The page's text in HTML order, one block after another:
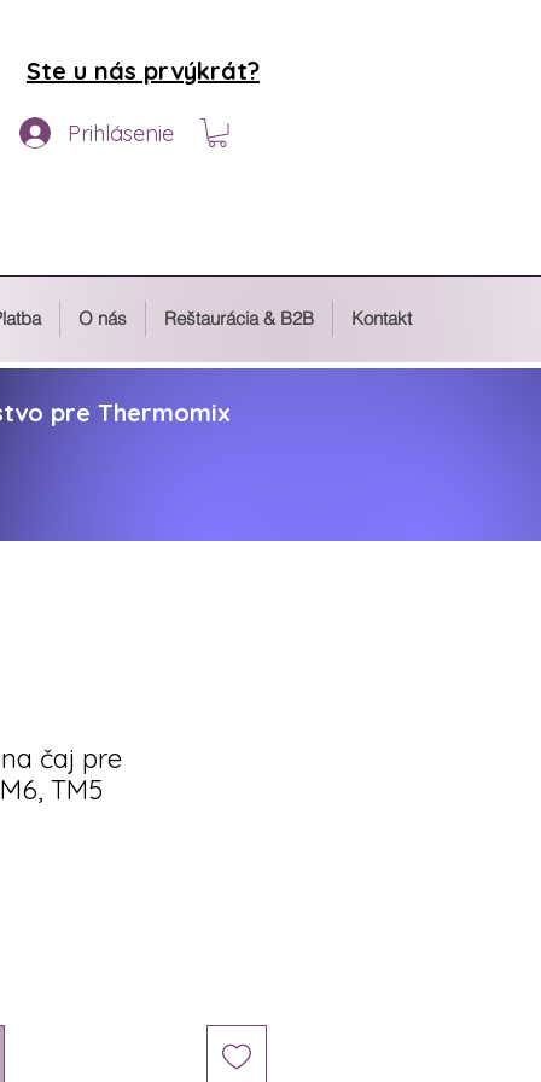
Ste u nás prvýkrát?
Prihlásenie
O nás Reštaurácia & B2B Kontakt
pre Thermomix
čaj pre
TM5